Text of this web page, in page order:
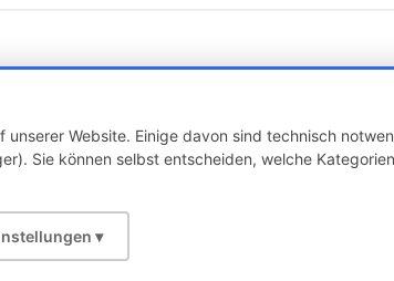
Website. Einige davon sind technisch
Sie können selbst entscheiden, welche
▾
Über uns